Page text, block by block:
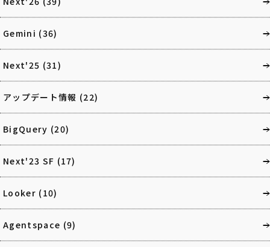
Gemini (36)
Next'25 (31)
アップデート情報 (22)
BigQuery (20)
Next'23 SF (17)
Looker (10)
Agentspace (9)